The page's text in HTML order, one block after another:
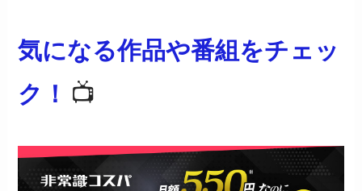
気になる作品や番組をチェッ
ク！ 📺